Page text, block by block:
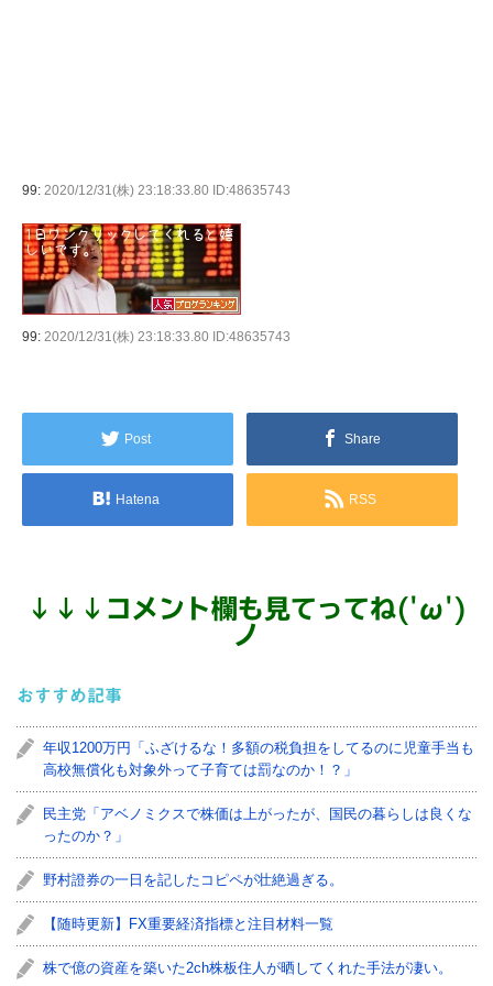
99: 2020/12/31(株) 23:18:33.80 ID:48635743
99: 2020/12/31(株) 23:18:33.80 ID:48635743
Post Share
Hatena RSS
↓ ↓ ↓ コメント欄も見てってね('ω')
ノ
おすすめ記事
年収1200万円「ふざけるな！多額の税負担をしてるのに児童手当も
高校無償化も対象外って子育ては罰なのか！？」
民主党「アベノミクスで株価は上がったが、国民の暮らしは良くな
ったのか？」
野村證券の一日を記したコピペが壮絶過ぎる。
【随時更新】FX重要経済指標と注目材料一覧
株で億の資産を築いた2ch株板住人が晒してくれた手法が凄い。